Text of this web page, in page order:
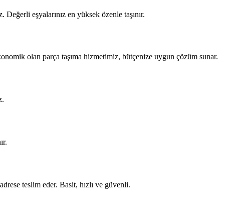
eşyalarınız en yüksek özenle taşınır.
olan parça taşıma hizmetimiz, bütçenize uygun çözüm sunar.
teslim eder. Basit, hızlı ve güvenli.